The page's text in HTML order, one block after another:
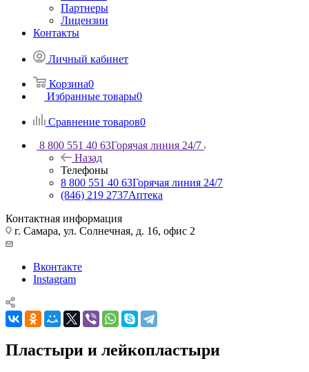
Партнеры
Лицензии
Контакты
Личный кабинет
Корзина0
Избранные товары0
Сравнение товаров0
8 800 551 40 63Горячая линия 24/7
Назад
Телефоны
8 800 551 40 63Горячая линия 24/7
(846) 219 2737Аптека
Контактная информация
г. Самара, ул. Солнечная, д. 16, офис 2
Вконтакте
Instagram
Пластыри и лейкопластыри